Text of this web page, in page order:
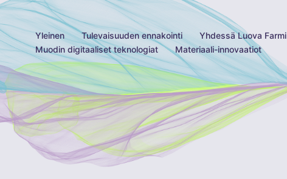
Yleinen Tulevaisuuden ennakointi Yhdessä Luova Farmi
Muodin digitaaliset teknologiat
Materiaali-innovaatiot